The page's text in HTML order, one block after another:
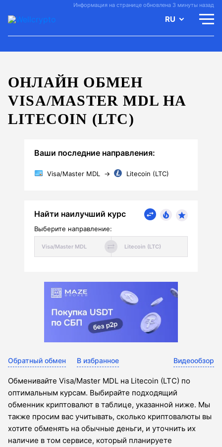
Информация на странице обновлена 3 минуты назад
RU
ОНЛАЙН ОБМЕН
VISA/MASTER MDL НА
LITECOIN (LTC)
Ваши последние направления:
Visa/Master MDL → Litecoin (LTC)
Найти наилучший курс
Выберите направление:
Обратный обмен В избранное Видеообзор
Обменивайте Visa/Master MDL на Litecoin (LTC) по
оптимальным курсам. Выбирайте подходящий
обменник криптовалют в таблице, указанной ниже. Мы
также просим вас учитывать, сколько криптовалюты вы
хотите обменять на обычные деньги, и уточнить их
наличие в том сервисе, который планируете